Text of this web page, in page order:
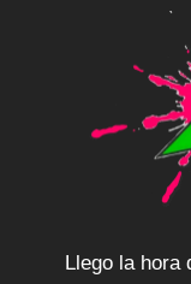
Llego la hora